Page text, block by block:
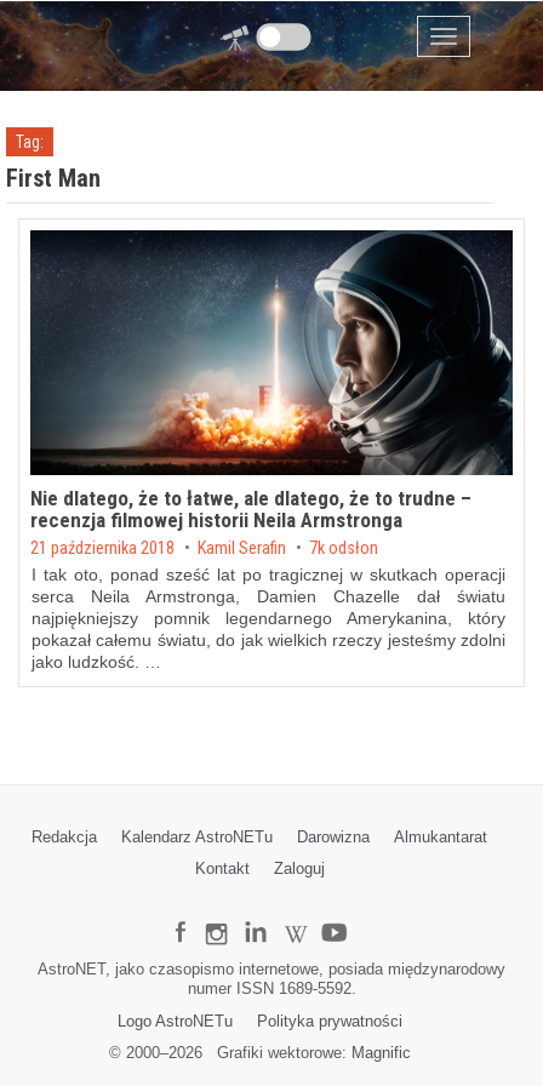
Przejdź do zawartości
Menu
Tag:
First Man
Nie dlatego, że to łatwe, ale dlatego, że to trudne –
recenzja filmowej historii Neila Armstronga
Posted on
21 października 2018 byKamil Serafin 7k odsłon
I tak oto, ponad sześć lat po tragicznej w skutkach operacji
serca Neila Armstronga, Damien Chazelle dał światu
najpiękniejszy pomnik legendarnego Amerykanina, który
pokazał całemu światu, do jak wielkich rzeczy jesteśmy zdolni
jako ludzkość. …
Redakcja Kalendarz AstroNETu Darowizna
Almukantarat
Kontakt
Zaloguj
AstroNET, jako czasopismo internetowe, posiada międzynarodowy
numer ISSN 1689-5592.
Logo AstroNETu
Polityka prywatności
© 2000–2026Grafiki wektorowe: Magnific